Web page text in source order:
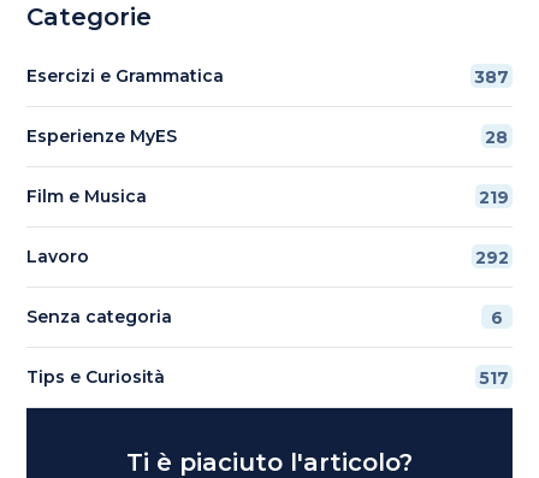
Categorie
Esercizi e Grammatica 387
Esperienze MyES 28
Film e Musica 219
Lavoro 292
Senza categoria 6
Tips e Curiosità 517
Ti è piaciuto l'articolo?